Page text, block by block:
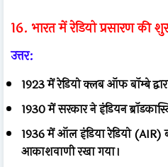
16. भारत में रेडियो प्रसारण
उत्तर:
1923 में रेडियो क्लब ऑफ बॉम्बे
1930 में सरकार ने इंडियन
1936 में ऑल इंडिया रेडियो
आकाशवाणी रखा गया।